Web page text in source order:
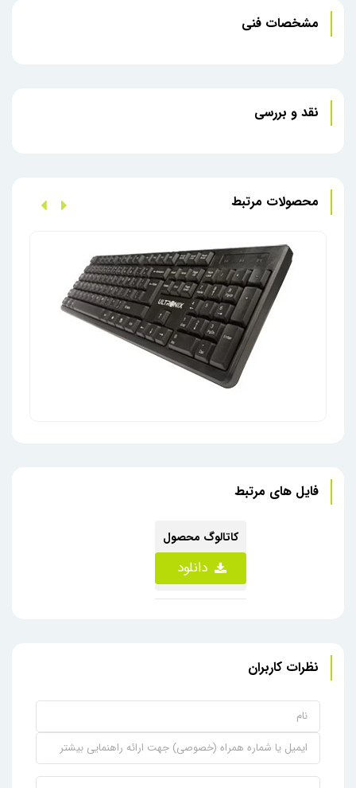
می‌دهد.
سازگاری گسترده: با سیستم‌عامل‌های مختلفی مانند ویندوز
به عملکرد‌های پرکاربرد مانند کنترل صدا، پخش موسیقی و
این کیبورد برای کاربرانی که به دنبال یک صفحه‌کلید بی‌سیم
باکیفیت، بادوام و مناسب برای محیط‌های کاری هستند،
گزینه‌ای‌ایده‌آل محسوب می‌شود.
مشخصات فنی
نقد و بررسی
محصولات مرتبط
فایل های مرتبط
کاتالوگ محصول
دانلود
نظرات کاربران